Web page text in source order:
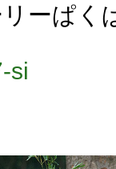
ーぱく